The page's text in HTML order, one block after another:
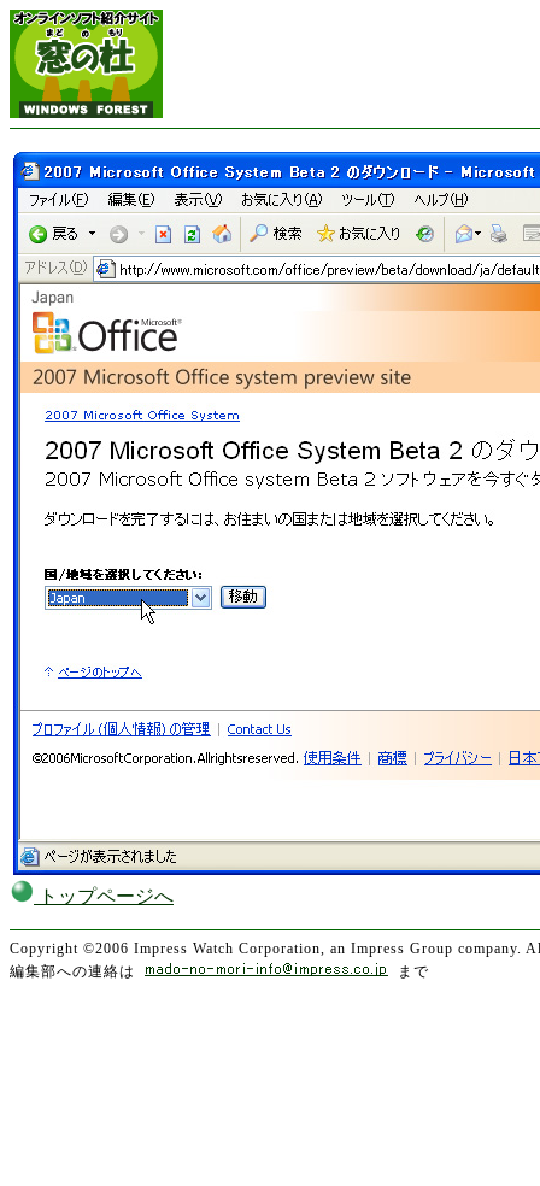
トップページへ
Copyright ©2006 Impress Watch Corporation, an Impress Group company.
編集部への連絡は
まで